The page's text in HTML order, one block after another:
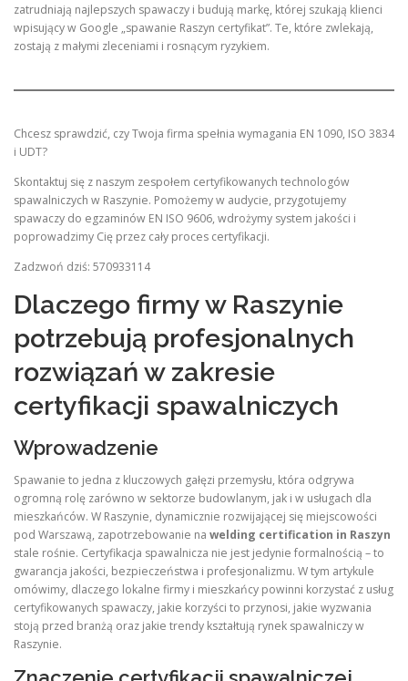
zatrudniają najlepszych spawaczy i budują markę, której szukają klienci
wpisujący w Google „spawanie Raszyn certyfikat”. Te, które zwlekają,
zostają z małymi zleceniami i rosnącym ryzykiem.
Chcesz sprawdzić, czy Twoja firma spełnia wymagania EN 1090, ISO 3834
i UDT?
Skontaktuj się z naszym zespołem certyfikowanych technologów
spawalniczych w Raszynie. Pomożemy w audycie, przygotujemy
spawaczy do egzaminów EN ISO 9606, wdrożymy system jakości i
poprowadzimy Cię przez cały proces certyfikacji.
Zadzwoń dziś: 570933114
Dlaczego firmy w Raszynie
potrzebują profesjonalnych
rozwiązań w zakresie
certyfikacji spawalniczych
Wprowadzenie
Spawanie to jedna z kluczowych gałęzi przemysłu, która odgrywa
ogromną rolę zarówno w sektorze budowlanym, jak i w usługach dla
mieszkańców. W Raszynie, dynamicznie rozwijającej się miejscowości
pod Warszawą, zapotrzebowanie na welding certification in Raszyn
stale rośnie. Certyfikacja spawalnicza nie jest jedynie formalnością – to
gwarancja jakości, bezpieczeństwa i profesjonalizmu. W tym artykule
omówimy, dlaczego lokalne firmy i mieszkańcy powinni korzystać z usług
certyfikowanych spawaczy, jakie korzyści to przynosi, jakie wyzwania
stoją przed branżą oraz jakie trendy kształtują rynek spawalniczy w
Raszynie.